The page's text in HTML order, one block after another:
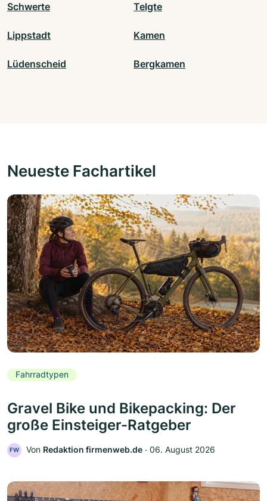
Schwerte Telgte
Lippstadt Kamen
Lüdenscheid Bergkamen
Neueste Fachartikel
Fahrradtypen
Gravel Bike und Bikepacking: Der
große Einsteiger-Ratgeber
FW Von Redaktion firmenweb.de ‧ 06. August 2026